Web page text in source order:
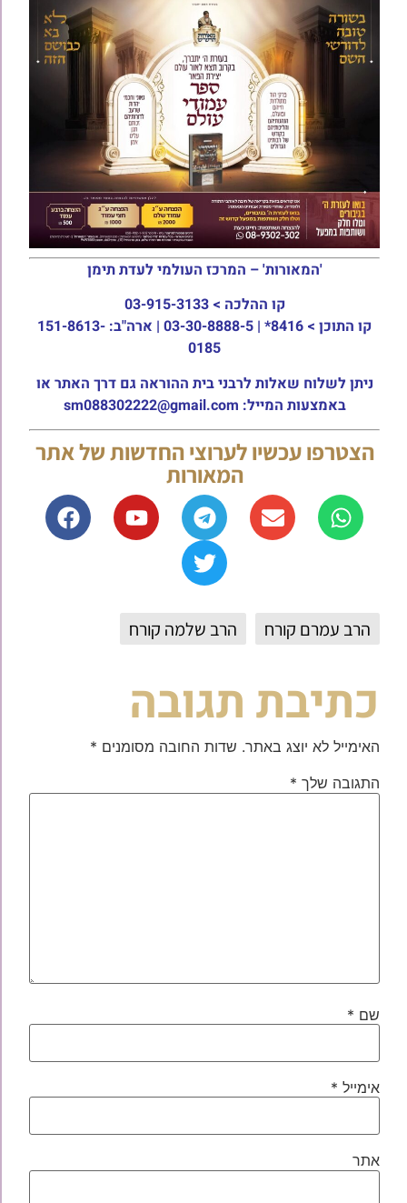
'המאורות' – המרכז העולמי לעדת תימן
קו ההלכה > 03-915-3133
קו התוכן >
8416* | 03-30-8888-5 | ארה"ב: 151-8613-
0185
ניתן לשלוח שאלות לרבני בית ההוראה גם דרך האתר או
באמצעות המייל: sm088302222@gmail.com
הצטרפו עכשיו לערוצי החדשות של אתר
המאורות
הרב עמרם קורח הרב שלמה קורח
כתיבת תגובה
האימייל לא יוצג באתר. שדות החובה מסומנים *
התגובה שלך *
שם *
אימייל *
אתר